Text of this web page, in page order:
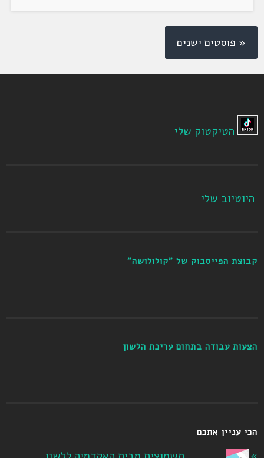
« פוסטים ישנים
הטיקטוק שלי
היוטיוב שלי
קבוצת הפייסבוק של "קולולושה"
הצעות עבודה בתחום עריכת הלשון
הכי עניין אתכם